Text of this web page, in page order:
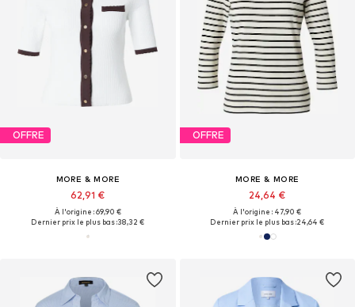
OFFRE
MORE & MORE
62,91 €
À l'origine : 69,90 €
Dernier prix le plus bas :38,32 €
OFFRE
MORE & MORE
24,64 €
À l'origine : 47,90 €
Dernier prix le plus bas :24,64 €